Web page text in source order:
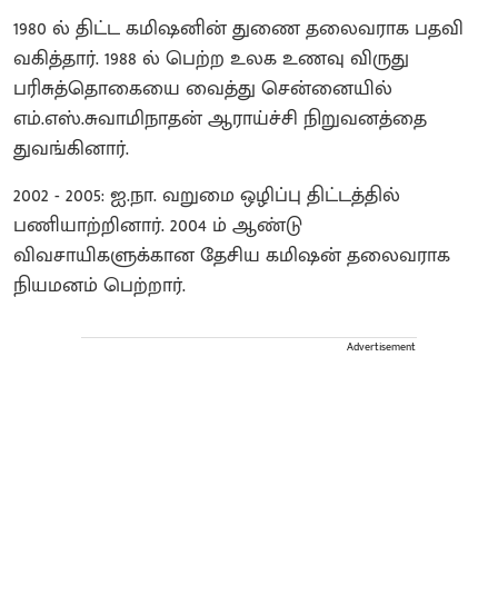
1980 ல் திட்ட கமிஷனின் துணை தலைவராக பதவி
வகித்தார். 1988 ல் பெற்ற உலக உணவு விருது
பரிசுத்தொகையை வைத்து சென்னையில்
எம்.எஸ்.சுவாமிநாதன் ஆராய்ச்சி நிறுவனத்தை
துவங்கினார்.
2002 - 2005: ஐ.நா. வறுமை ஒழிப்பு திட்டத்தில்
பணியாற்றினார். 2004 ம் ஆண்டு
விவசாயிகளுக்கான தேசிய கமிஷன் தலைவராக
நியமனம் பெற்றார்.
Advertisement